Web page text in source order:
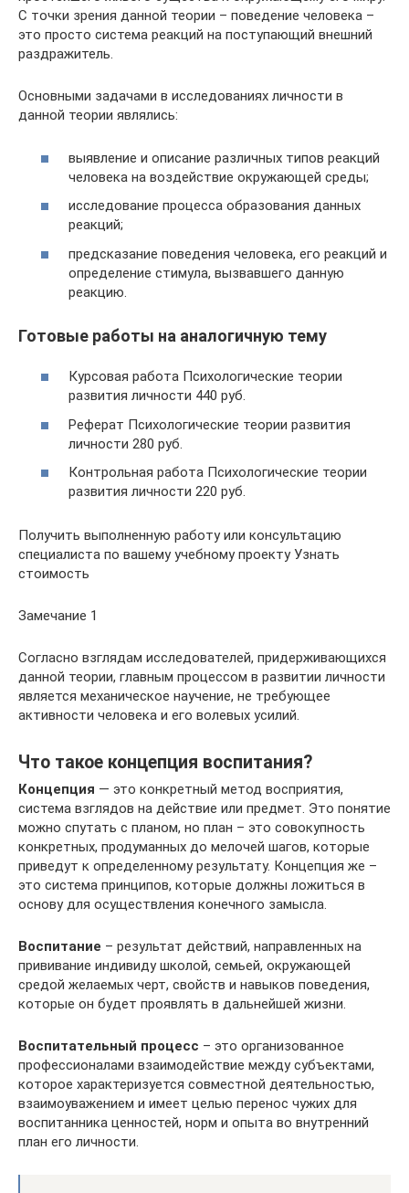
С точки зрения данной теории – поведение человека –
это просто система реакций на поступающий внешний
раздражитель.
Основными задачами в исследованиях личности в
данной теории являлись:
выявление и описание различных типов реакций
человека на воздействие окружающей среды;
исследование процесса образования данных
реакций;
предсказание поведения человека, его реакций и
определение стимула, вызвавшего данную
реакцию.
Готовые работы на аналогичную тему
Курсовая работа Психологические теории
развития личности 440 руб.
Реферат Психологические теории развития
личности 280 руб.
Контрольная работа Психологические теории
развития личности 220 руб.
Получить выполненную работу или консультацию
специалиста по вашему учебному проекту Узнать
стоимость
Замечание 1
Согласно взглядам исследователей, придерживающихся
данной теории, главным процессом в развитии личности
является механическое научение, не требующее
активности человека и его волевых усилий.
Что такое концепция воспитания?
Концепция — это конкретный метод восприятия,
система взглядов на действие или предмет. Это понятие
можно спутать с планом, но план – это совокупность
конкретных, продуманных до мелочей шагов, которые
приведут к определенному результату. Концепция же –
это система принципов, которые должны ложиться в
основу для осуществления конечного замысла.
Воспитание – результат действий, направленных на
прививание индивиду школой, семьей, окружающей
средой желаемых черт, свойств и навыков поведения,
которые он будет проявлять в дальнейшей жизни.
Воспитательный процесс – это организованное
профессионалами взаимодействие между субъектами,
которое характеризуется совместной деятельностью,
взаимоуважением и имеет целью перенос чужих для
воспитанника ценностей, норм и опыта во внутренний
план его личности.